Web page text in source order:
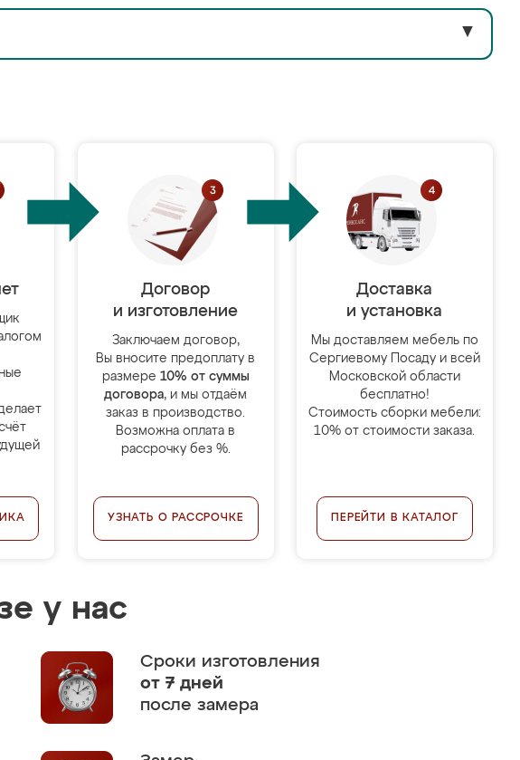
▼
Договор
и изготовление
Заключаем договор,
Вы вносите предоплату в
размере 10% от суммы
договора, и мы отдаём
заказ в производство.
Возможна оплата в
рассрочку без %.
УЗНАТЬ О РАССРОЧКЕ
Доставка
и установка
Мы доставляем мебель по
Сергиевому Посаду и всей
Московской области
бесплатно!
Стоимость сборки мебели:
10% от стоимости заказа.
ПЕРЕЙТИ В КАТАЛОГ
у нас
Сроки изготовления
от 7 дней
после замера